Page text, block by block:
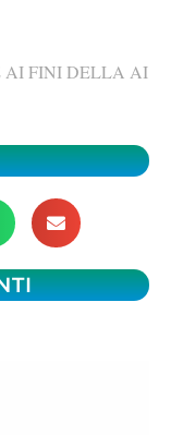
AI FINI DELLA AI